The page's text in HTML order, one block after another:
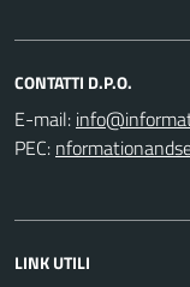
CONTATTI D.P.O.
E-mail:
PEC:
LINK UTILI